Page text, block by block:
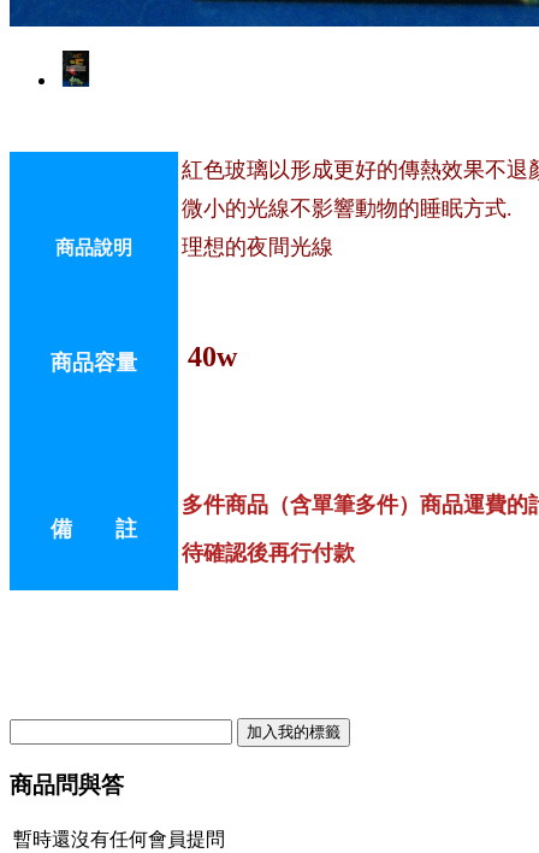
商品說明
紅色玻璃以形成更好的傳熱效果不退
微小的光線不影響動物的睡眠方式.
理想的夜間光線
商品容量 40w
備 註
多件商品（含單筆多件）商品運費的
待確認後再行付款
商品問與答
暫時還沒有任何會員提問